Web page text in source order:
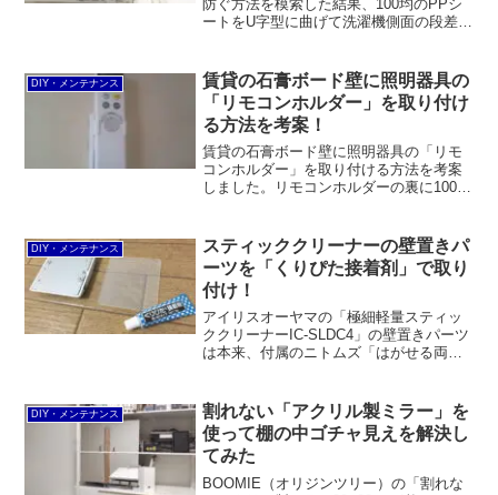
防ぐ方法を模索した結果、100均のPPシ
ートをU字型に曲げて洗濯機側面の段差に
げたPPシートの反発力を抑えるには不十
分でした。
DIY・メンテナンス
賃貸の石膏ボード壁に照明器具の
「リモコンホルダー」を取り付け
る方法を考案！
賃貸の石膏ボード壁に照明器具の「リモ
コンホルダー」を取り付ける方法を考案
しました。リモコンホルダーの裏に100均
DIY・メンテナンス
スティッククリーナーの壁置きパ
ーツを「くりぴた接着剤」で取り
付け！
アイリスオーヤマの「極細軽量スティッ
ククリーナーIC-SLDC4」の壁置きパーツ
は本来、付属のニトムズ「はがせる両面
ック壁紙用 専用接着剤」で取り付けるこ
とに。
DIY・メンテナンス
割れない「アクリル製ミラー」を
使って棚の中ゴチャ見えを解決し
てみた
BOOMIE（オリジンツリー）の「割れな